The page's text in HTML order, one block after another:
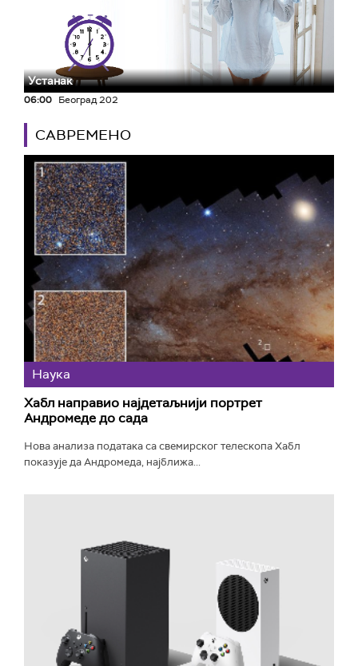
Устанак
06:00 Београд 202
САВРЕМЕНО
Наука
Хабл направио најдетаљнији портрет
Андромеде до сада
Нова анализа података са свемирског телескопа Хабл
показује да Андромеда, најближа...